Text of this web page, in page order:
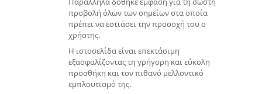
προβολή όλων των σημείων στα οποία
πρέπει να εστιάσει την προσοχή του ο
χρήστης.
Η ιστοσελίδα είναι επεκτάσιμη
εξασφαλίζοντας τη γρήγορη και εύκολη
προσθήκη και τον πιθανό μελλοντικό
εμπλουτισμό της.